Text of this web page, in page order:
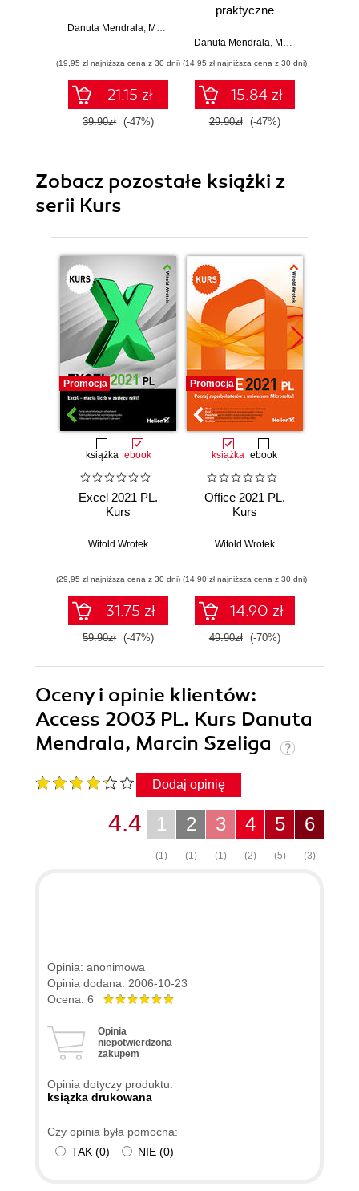
Danuta Mendrala Marcin Szeliga
(19,95 zł najniższa cena z 30 dni)
21.15 zł
39.90zł (-47%)
praktyczne
Danuta Mendrala Marcin Szeliga
(14,95 zł najniższa cena z 30 dni)
15.84 zł
29.90zł (-47%)
Zobacz pozostałe książki z
serii Kurs
Promocja
książka ebook
Excel 2021 PL.
Kurs
Witold Wrotek
(29,95 zł najniższa cena z 30 dni)
31.75 zł
59.90zł (-47%)
Promocja
książka ebook
Office 2021 PL.
Kurs
Witold Wrotek
(14,90 zł najniższa cena z 30 dni)
14.90 zł
49.90zł (-70%)
Oceny i opinie klientów:
Access 2003 PL. Kurs Danuta
Mendrala, Marcin Szeliga
Dodaj opinię
6
(3)
5
(5)
4
(2)
3
(1)
2
(1)
1
(1)
4.4
Opinia: anonimowa
Opinia dodana: 2006-10-23
Ocena: 6
Opinia
niepotwierdzona
zakupem
Opinia dotyczy produktu:
ksiązka drukowana
Czy opinia była pomocna:
TAK (0) NIE (0)